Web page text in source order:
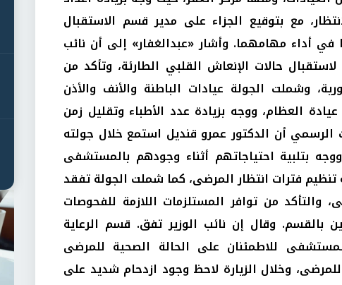
مع بتوقيع الجزاء على مدير قسم الاستقبال
أداء مهامهما. وأشار «عبدالغفار» إلى أن نائب
حالات الإنعاش القلبي الطارئة، وتأكد من
وشملت الجولة عيادات الباطنة والأنف والأذن
العظام، ووجه بزيادة عدد الأطباء وتقليل زمن
الرسمي أن الدكتور عمرو قنديل استمع خلال جولته
بتلبية احتياجاتهم أثناء وجودهم بالمستشفى
تنظيم فترات انتظار المرضى، كما شملت الجولة تفقد
من توافر المستلزمات اللازمة للفحوصات
بالقسم. وقال إن نائب الوزير تفق. قسم الرعاية
للاطمئنان على الحالة الصحية للمرضى
وخلال الزيارة لاحظ وجود ازدحام شديد على